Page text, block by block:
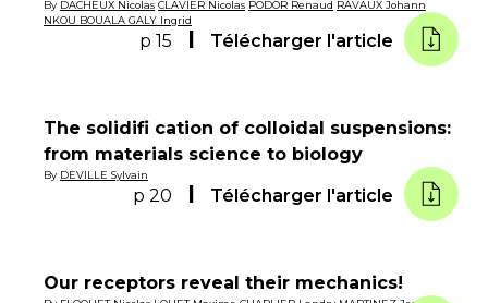
By DACHEUX Nicolas CLAVIER Nicolas PODOR Renaud RAVAUX Johann
NKOU BOUALA GALY Ingrid
p 15 Télécharger l'article
The solidifi cation of colloidal suspensions:
from materials science to biology
By DEVILLE Sylvain
p 20 Télécharger l'article
Our receptors reveal their mechanics!